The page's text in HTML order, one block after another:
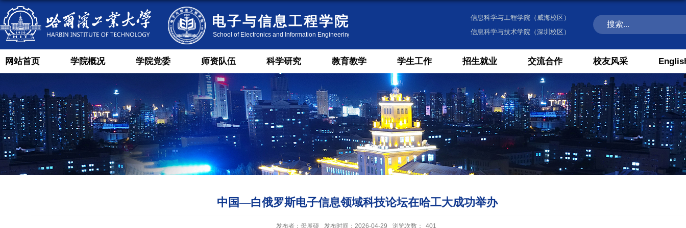
信息科学与工程学院（威海校区）
信息科学与技术学院（深圳校区）
网站首页 学院概况 学院党委 师资队伍 科学研究 教育教学 学生工作 招生就业 交流合作 校友风采
中国—白俄罗斯电子信息领域科技论坛在哈工大成功举办
发布者：母展硕 发布时间：2026-04-29 浏览次数： 401